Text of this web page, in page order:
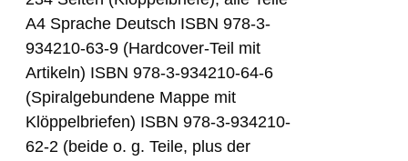
A4 Sprache Deutsch ISBN 978-3-
934210-63-9 (Hardcover-Teil mit
Artikeln) ISBN 978-3-934210-64-6
(Spiralgebundene Mappe mit
Klöppelbriefen) ISBN 978-3-934210-
62-2 (beide o. g. Teile, plus der